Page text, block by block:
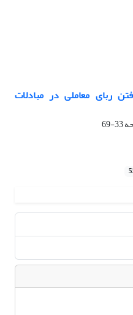
ربای معاملی در مبادلات
33-69